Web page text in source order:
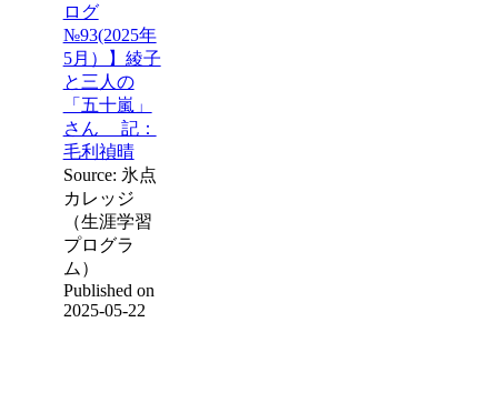
ログ
№93(2025年
5月）】綾子
と三人の
「五十嵐」
さん 記：
毛利禎晴
Source: 氷点
カレッジ
（生涯学習
プログラ
ム）
Published on
2025-05-22